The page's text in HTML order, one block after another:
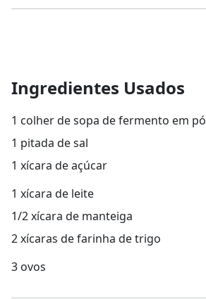
Ingredientes Usados
1 colher de sopa de fermento em pó
1 pitada de sal
1 xícara de açúcar
1 xícara de leite
1/2 xícara de manteiga
2 xícaras de farinha de trigo
3 ovos